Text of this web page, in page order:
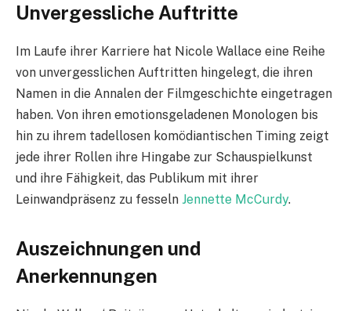
Unvergessliche Auftritte
Im Laufe ihrer Karriere hat Nicole Wallace eine Reihe
von unvergesslichen Auftritten hingelegt, die ihren
Namen in die Annalen der Filmgeschichte eingetragen
haben. Von ihren emotionsgeladenen Monologen bis
hin zu ihrem tadellosen komödiantischen Timing zeigt
jede ihrer Rollen ihre Hingabe zur Schauspielkunst
und ihre Fähigkeit, das Publikum mit ihrer
Leinwandpräsenz zu fesseln Jennette McCurdy.
Auszeichnungen und
Anerkennungen